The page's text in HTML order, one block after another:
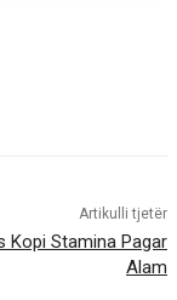
Artikulli tjetër
Kopi Stamina Pagar
Alam